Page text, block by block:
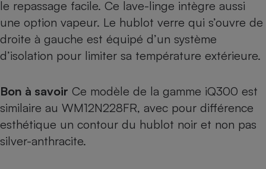
le repassage facile. Ce lave-linge intègre aussi
une option vapeur. Le hublot verre qui s’ouvre de
droite à gauche est équipé d’un système
d’isolation pour limiter sa température extérieure.
Bon à savoir Ce modèle de la gamme iQ300 est
similaire au WM12N228FR, avec pour différence
esthétique un contour du hublot noir et non pas
silver-anthracite.